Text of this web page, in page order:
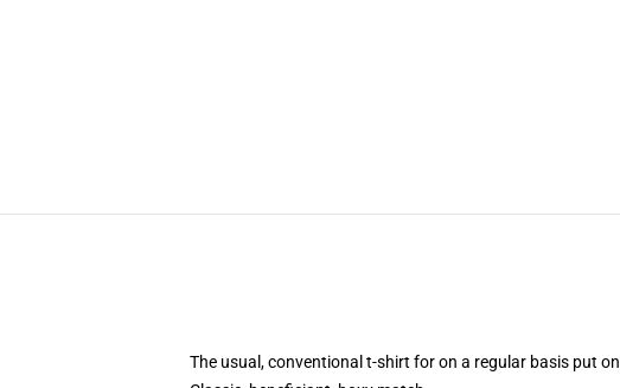
The usual, conventional t-shirt for on a regular basis put on